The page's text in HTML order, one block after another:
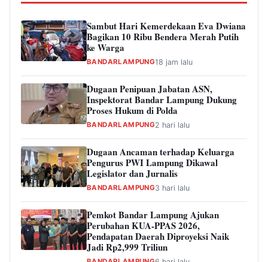
Sambut Hari Kemerdekaan Eva Dwiana
Bagikan 10 Ribu Bendera Merah Putih
ke Warga
BANDARLAMPUNG18 jam lalu
Dugaan Penipuan Jabatan ASN,
Inspektorat Bandar Lampung Dukung
Proses Hukum di Polda
BANDARLAMPUNG2 hari lalu
Dugaan Ancaman terhadap Keluarga
Pengurus PWI Lampung Dikawal
Legislator dan Jurnalis
BANDARLAMPUNG3 hari lalu
Pemkot Bandar Lampung Ajukan
Perubahan KUA-PPAS 2026,
Pendapatan Daerah Diproyeksi Naik
Jadi Rp2,999 Triliun